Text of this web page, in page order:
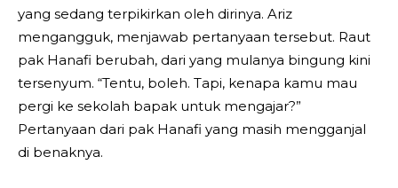
yang sedang terpikirkan oleh dirinya. Ariz
mengangguk, menjawab pertanyaan tersebut. Raut
pak Hanafi berubah, dari yang mulanya bingung kini
tersenyum. “Tentu, boleh. Tapi, kenapa kamu mau
pergi ke sekolah bapak untuk mengajar?”
Pertanyaan dari pak Hanafi yang masih mengganjal
di benaknya.